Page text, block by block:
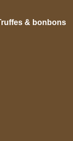
& bonbons